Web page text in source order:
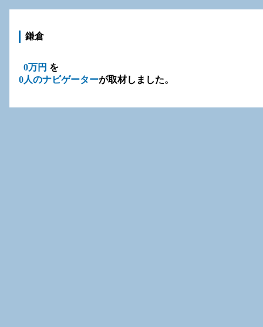
鎌倉
0万円 を
0人のナビゲーターが取材しました。